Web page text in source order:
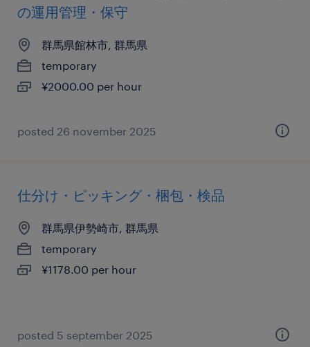
の運用管理・保守
群馬県館林市, 群馬県
temporary
¥2000.00 per hour
posted 26 november 2025
仕分け・ピッキング・梱包・検品
群馬県伊勢崎市, 群馬県
temporary
¥1178.00 per hour
posted 5 september 2025